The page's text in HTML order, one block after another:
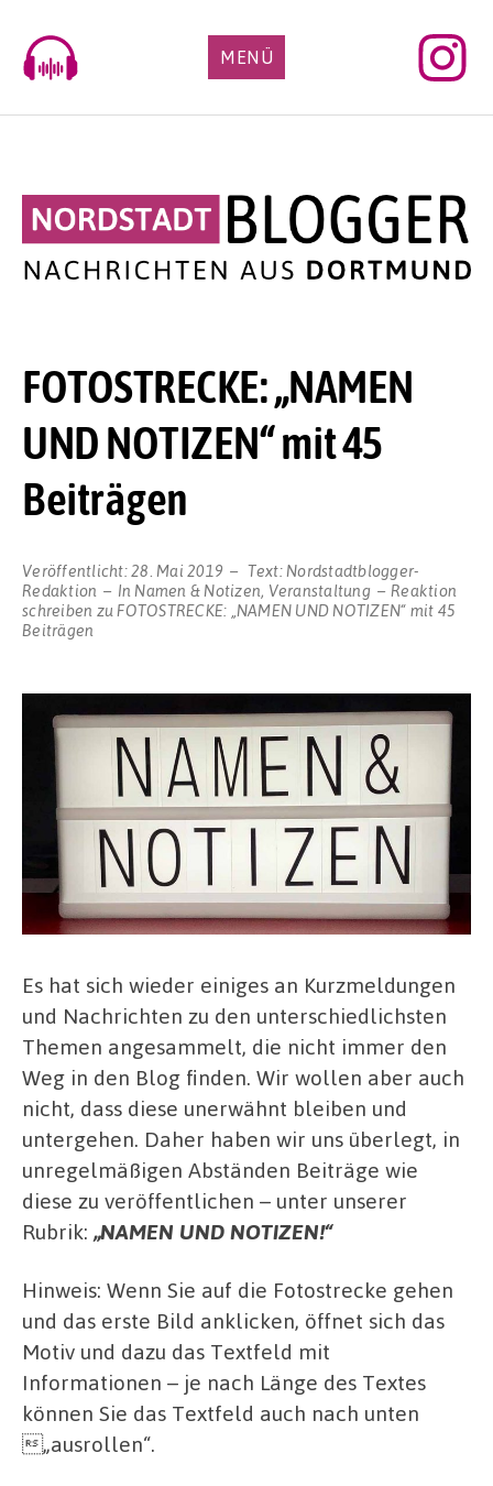
content
MENÜ
FOTOSTRECKE: „NAMEN
UND NOTIZEN“ mit 45
Beiträgen
Veröffentlicht:28. Mai 2019 Text: Nordstadtblogger-
Redaktion
In Namen & Notizen, Veranstaltung
Reaktion
schreiben zu FOTOSTRECKE: „NAMEN UND NOTIZEN“ mit 45
Beiträgen
Es hat sich wieder einiges an Kurzmeldungen
und Nachrichten zu den unterschiedlichsten
Themen angesammelt, die nicht immer den
Weg in den Blog finden. Wir wollen aber auch
nicht, dass diese unerwähnt bleiben und
untergehen. Daher haben wir uns überlegt, in
unregelmäßigen Abständen Beiträge wie
diese zu veröffentlichen – unter unserer
Rubrik: „NAMEN UND NOTIZEN!“
Hinweis: Wenn Sie auf die Fotostrecke gehen
und das erste Bild anklicken, öffnet sich das
Motiv und dazu das Textfeld mit
Informationen – je nach Länge des Textes
können Sie das Textfeld auch nach unten
„ausrollen“.